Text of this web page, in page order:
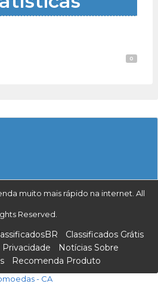
0
muito mais rápido na internet. All
Reserved.
Classificados Grátis
Privacidade
Notícias Sobre
Recomenda Produto
- CA